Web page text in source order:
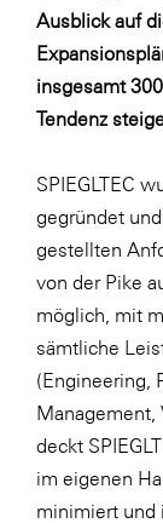
Libro
Lidl
Die
OMV
PAGRO
PHH
sebamed
SeneCura
Ausblick auf
insgesamt
Tendenz
SPIEGLTEC
gegründet
gestellten
von der Pike
möglich, mit
sämtliche
(Engineering,
Management,
deckt
im eigenen
minimiert und